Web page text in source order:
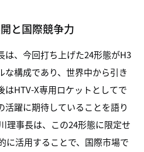
と国際競争力
は、今回打ち上げた24形態がH3
な構成であり、世界中から引き
HTV-X専用ロケットとしてで
活躍に期待していることを語り
理事長は、この24形態に限定せ
に活用することで、国際市場で